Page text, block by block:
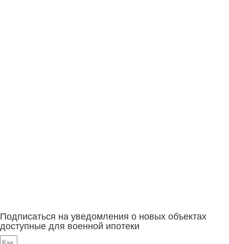
Подписаться на уведомления о новых объектах
доступные для военной ипотеки